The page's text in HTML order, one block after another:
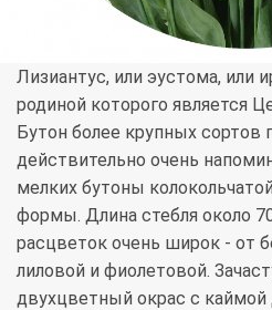
Лизиантус, или эустома, или
родиной которого является
Бутон более крупных сортов
действительно очень
мелких бутоны
формы. Длина стебля около
расцветок очень широк - от
лиловой и фиолетовой.
двухцветный окрас с каймой